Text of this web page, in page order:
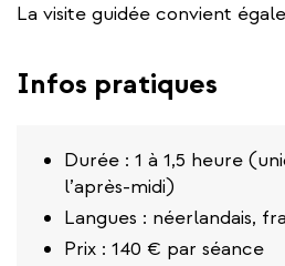
La visite guidée convient
Infos pratiques
Durée : 1 à 1,5 heure
l’après-midi)
Langues : néerlandais,
Prix : 140 € par séance